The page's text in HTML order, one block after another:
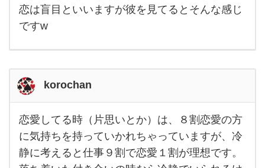
恋は盲目といいますが彼を見てるとそんな感じ
ですw
korochan
恋愛
して
る時
（片
思い
恋愛してる時（片思いとか）は、８割恋愛の方
に気持ちを持っていかれちゃっていますが、冷
静に考えると仕事９割で恋愛１割が理想です。